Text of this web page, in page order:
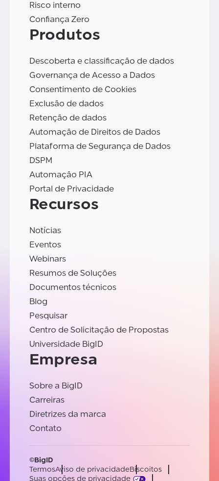
Risco interno
Confiança Zero
Produtos
Descoberta e classificação de dados
Governança de Acesso a Dados
Consentimento de Cookies
Exclusão de dados
Retenção de dados
Automação de Direitos de Dados
Plataforma de Segurança de Dados
DSPM
Automação PIA
Portal de Privacidade
Recursos
Notícias
Eventos
Webinars
Resumos de Soluções
Documentos técnicos
Blog
Pesquisar
Centro de Solicitação de Propostas
Universidade BigID
Empresa
Sobre a BigID
Carreiras
Diretrizes da marca
Contato
©BigID
TermosAviso de privacidadeBiscoitos
Suas opções de privacidade